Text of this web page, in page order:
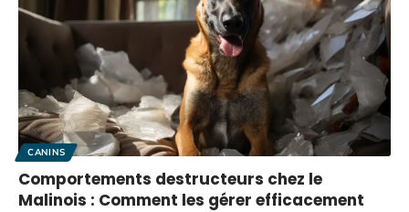
CANINS
Comportements destructeurs chez le
Malinois : Comment les gérer efficacement